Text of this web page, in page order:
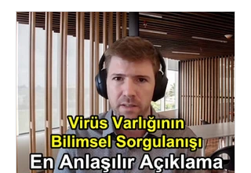
BBC, kule 7’nin çöküşünü henüz
gerçekleşmeden 20 dakika önce nasıl
duyurdu? Bu ne anlama geliyor? Neden
dört uçak saatlerce rotadan sapmasına
rağmen hiçbir savaş uçağı havalanmadı
ve hiçbir müdahale